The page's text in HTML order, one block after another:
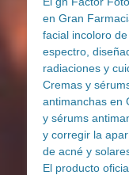
en Gran
facial incoloro
espectro,
radiaciones y
Cremas y
antimanchas en
y sérums
y corregir la
de acné y
El producto